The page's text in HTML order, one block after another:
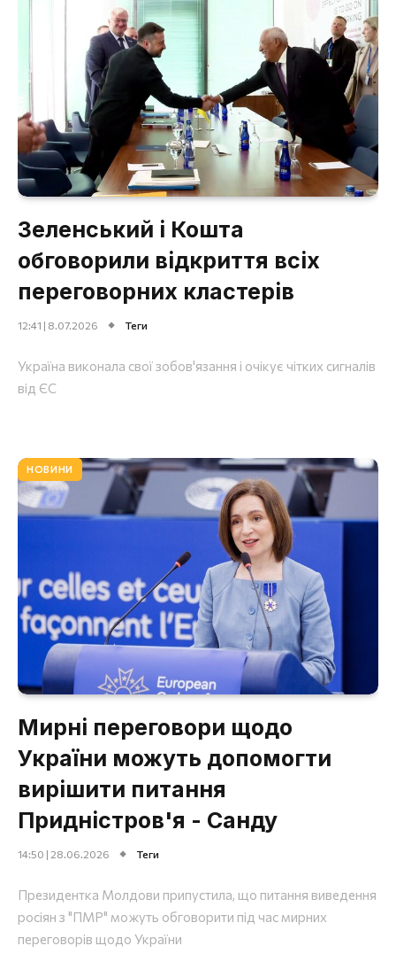
Зеленський і Кошта
обговорили відкриття всіх
переговорних кластерів
12:41 | 8.07.2026 Теги
Україна виконала свої зобов'язання і очікує чітких сигналів
від ЄС
НОВИНИ
Мирні переговори щодо
України можуть допомогти
вирішити питання
Придністров'я - Санду
14:50 | 28.06.2026 Теги
Президентка Молдови припустила, що питання виведення
росіян з "ПМР" можуть обговорити під час мирних
переговорів щодо України